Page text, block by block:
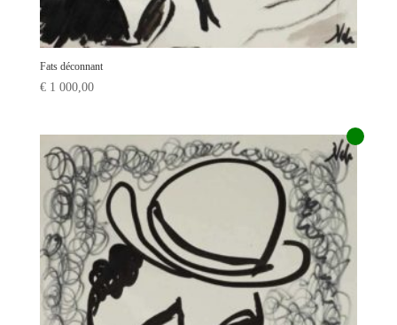
Fats déconnant
€1 000,00